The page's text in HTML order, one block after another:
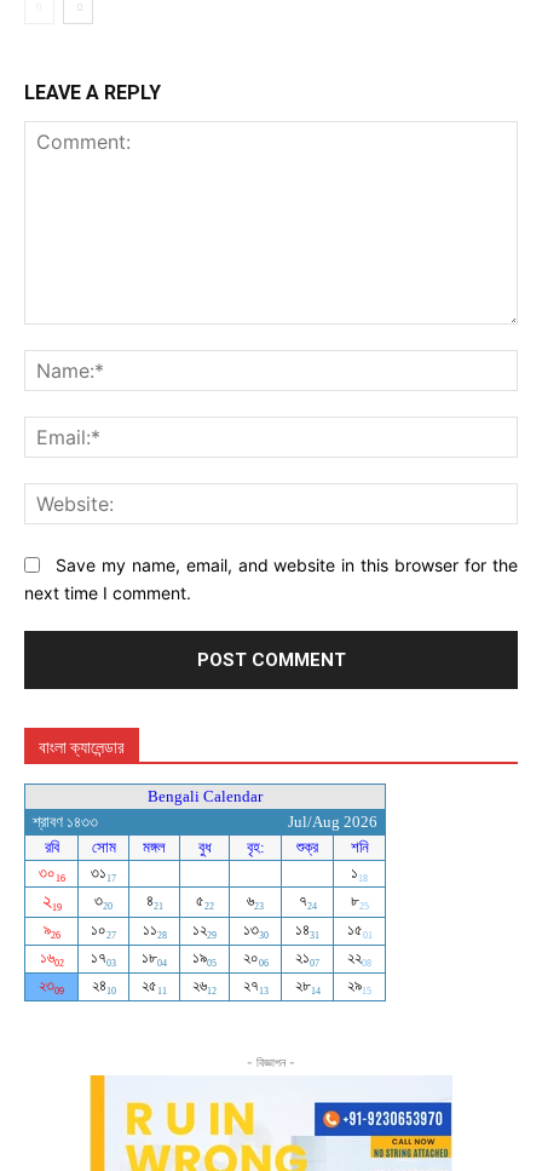
LEAVE A REPLY
Save my name, email, and website in this browser for the
next time I comment.
বাংলা ক্যালেন্ডার
- বিজ্ঞাপন -